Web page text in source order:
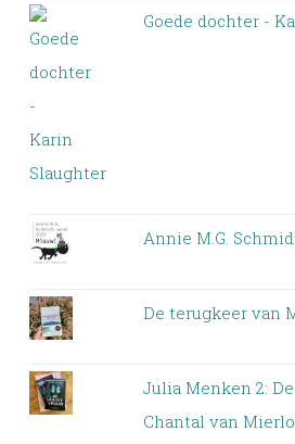
Goede dochter -
Annie M.G.
De terugkeer van
Julia Menken 2:
Chantal van Mierlo